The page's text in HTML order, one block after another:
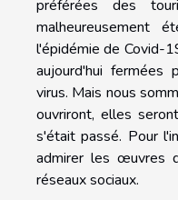
préférées des
malheureusement
l'épidémie de Covid-
aujourd'hui fermées
virus. Mais nous
ouvriront, elles
s'était passé. Pour
admirer les œuvres
réseaux sociaux.